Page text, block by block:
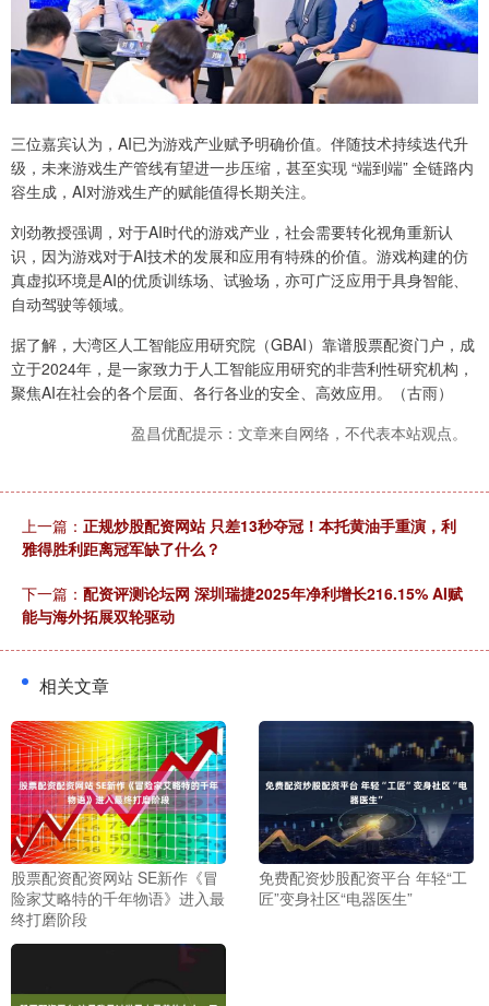
三位嘉宾认为，AI已为游戏产业赋予明确价值。伴随技术持续迭代升
级，未来游戏生产管线有望进一步压缩，甚至实现 “端到端” 全链路内
容生成，AI对游戏生产的赋能值得长期关注。
刘劲教授强调，对于AI时代的游戏产业，社会需要转化视角重新认
识，因为游戏对于AI技术的发展和应用有特殊的价值。游戏构建的仿
真虚拟环境是AI的优质训练场、试验场，亦可广泛应用于具身智能、
自动驾驶等领域。
据了解，大湾区人工智能应用研究院（GBAI）靠谱股票配资门户，成
立于2024年，是一家致力于人工智能应用研究的非营利性研究机构，
聚焦AI在社会的各个层面、各行各业的安全、高效应用。（古雨）
盈昌优配提示：文章来自网络，不代表本站观点。
上一篇： 正规炒股配资网站 只差13秒夺冠！本托黄油手重演，利
雅得胜利距离冠军缺了什么？
下一篇： 配资评测论坛网 深圳瑞捷2025年净利增长216.15% AI赋
能与海外拓展双轮驱动
相关文章
股票配资配资网站 SE新作《冒
险家艾略特的千年物语》进入最
终打磨阶段
免费配资炒股配资平台 年轻“工
匠”变身社区“电器医生”